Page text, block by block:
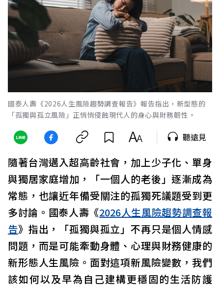
國泰人壽《2026人生風險趨勢調查報告》報告指出，新型態的
「孤獨與孤立風險」正悄悄侵蝕現代人的身心與財務韌性。
聽遠見
隨著台灣邁入超高齡社會，加上少子化、單身
與獨居家庭增加，「一個人的老後」逐漸成為
常態，也讓近年備受關注的孤獨死議題受到更
多討論。國泰人壽《2026人生風險趨勢調查報
告》指出，「孤獨與孤立」不再只是個人情感
問題，而是可能牽動身體、心理與財務健康的
新形態人生風險。面對這項新風險變數，我們
該如何以及早為自己建構更穩固的生活防護